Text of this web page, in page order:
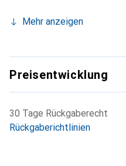
Mehr anzeigen
Preisentwicklung
30 Tage Rückgaberecht
Rückgaberichtlinien